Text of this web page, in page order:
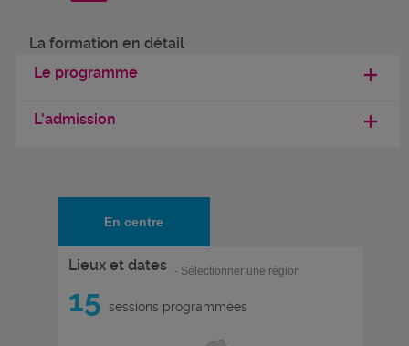
La formation en détail
Le programme
L'admission
En centre
Lieux et dates - Sélectionner une région
15 sessions programmées